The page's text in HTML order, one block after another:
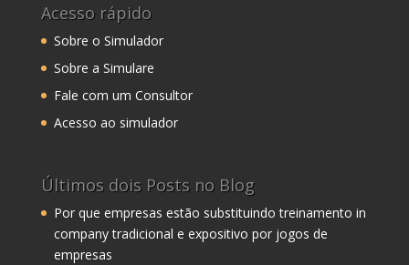
Acesso rápido
Sobre o Simulador
Sobre a Simulare
Fale com um Consultor
Acesso ao simulador
Últimos dois Posts no Blog
Por que empresas estão substituindo treinamento in
company tradicional e expositivo por jogos de
empresas